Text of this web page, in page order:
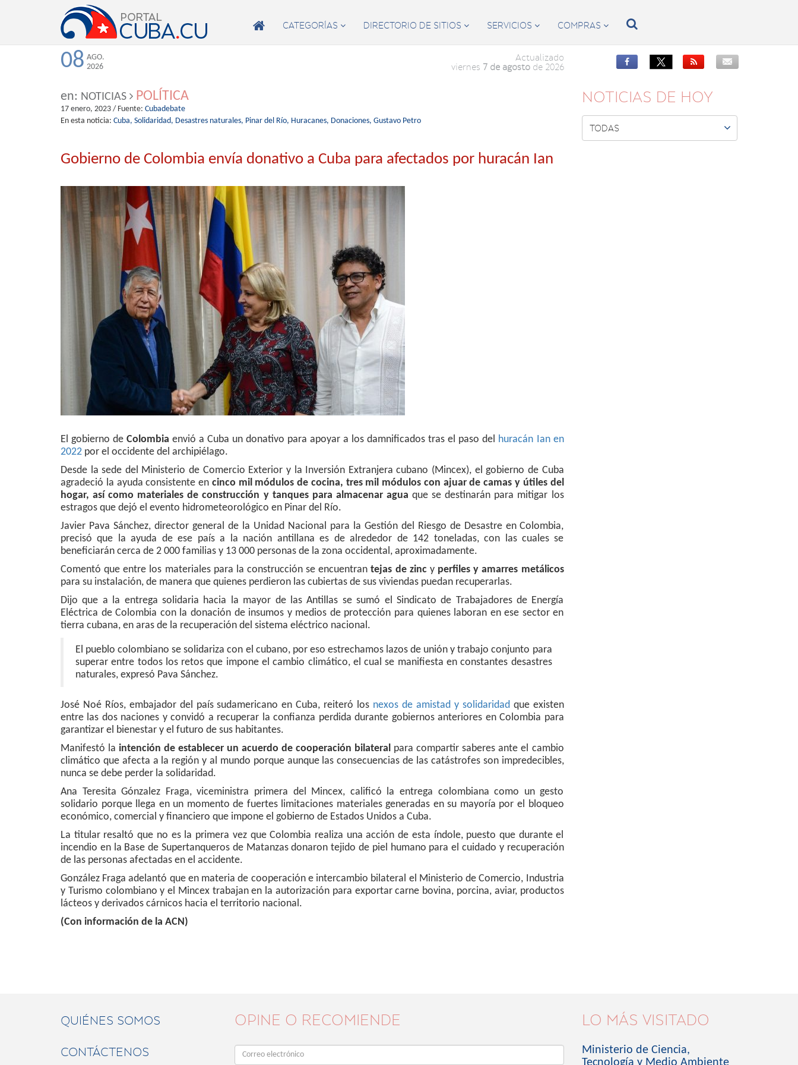
 CATEGORÍAS  DIRECTORIO DE SITIOS  SERVICIOS  COMPRAS  
08 AGO.
2026
Actualizado
viernes 7 de agostode 2026


en: NOTICIAS POLÍTICA
17 enero, 2023 / Fuente: Cubadebate
En esta noticia: Cuba, Solidaridad, Desastres naturales, Pinar del Río, Huracanes, Donaciones, Gustavo Petro
Gobierno de Colombia envía donativo a Cuba para afectados por huracán Ian
El gobierno de Colombia envió a Cuba un donativo para apoyar a los damnificados tras el paso del huracán Ian en
2022 por el occidente del archipiélago.
Desde la sede del Ministerio de Comercio Exterior y la Inversión Extranjera cubano (Mincex), el gobierno de Cuba
agradeció la ayuda consistente en cinco mil módulos de cocina, tres mil módulos con ajuar de camas y útiles del
hogar, así como materiales de construcción y tanques para almacenar agua que se destinarán para mitigar los
estragos que dejó el evento hidrometeorológico en Pinar del Río.
Javier Pava Sánchez, director general de la Unidad Nacional para la Gestión del Riesgo de Desastre en Colombia,
precisó que la ayuda de ese país a la nación antillana es de alrededor de 142 toneladas, con las cuales se
beneficiarán cerca de 2 000 familias y 13 000 personas de la zona occidental, aproximadamente.
Comentó que entre los materiales para la construcción se encuentrantejas de zincy perfiles y amarres metálicos
para su instalación, de manera que quienes perdieron las cubiertas de sus viviendas puedan recuperarlas.
Dijo que a la entrega solidaria hacia la mayor de las Antillas se sumó el Sindicato de Trabajadores de Energía
Eléctrica de Colombia con la donación de insumos y medios de protección para quienes laboran en ese sector en
tierra cubana, en aras de la recuperación del sistema eléctrico nacional.
El pueblo colombiano se solidariza con el cubano, por eso estrechamos lazos de unión y trabajo conjunto para
superar entre todos los retos que impone el cambio climático, el cual se manifiesta en constantes desastres
naturales, expresó Pava Sánchez.
José Noé Ríos, embajador del país sudamericano en Cuba, reiteró los nexos de amistad y solidaridadque existen
entre las dos naciones y convidó a recuperar la confianza perdida durante gobiernos anteriores en Colombia para
garantizar el bienestar y el futuro de sus habitantes.
Manifestó laintención de establecer un acuerdo de cooperación bilateral para compartir saberes ante el cambio
climático que afecta a la región y al mundo porque aunque las consecuencias de las catástrofes son impredecibles,
nunca se debe perder la solidaridad.
Ana Teresita Gónzalez Fraga, viceministra primera del Mincex, calificó la entrega colombiana como un gesto
solidario porque llega en un momento de fuertes limitaciones materiales generadas en su mayoría por el bloqueo
económico, comercial y financiero que impone el gobierno de Estados Unidos a Cuba.
La titular resaltó que no es la primera vez que Colombia realiza una acción de esta índole, puesto que durante el
incendio en la Base de Supertanqueros de Matanzas donaron tejido de piel humano para el cuidado y recuperación
de las personas afectadas en el accidente.
González Fraga adelantó que en materia de cooperación e intercambio bilateral el Ministerio de Comercio, Industria
y Turismo colombiano y el Mincex trabajan en la autorización para exportar carne bovina, porcina, aviar, productos
lácteos y derivados cárnicos hacia el territorio nacional.
(Con información de la ACN)
NOTICIAS DE HOY
TODAS 
QUIÉNES SOMOS
CONTÁCTENOS
OPINE O RECOMIENDE LO MÁS VISITADO
Ministerio de Ciencia,
Tecnología y Medio Ambiente